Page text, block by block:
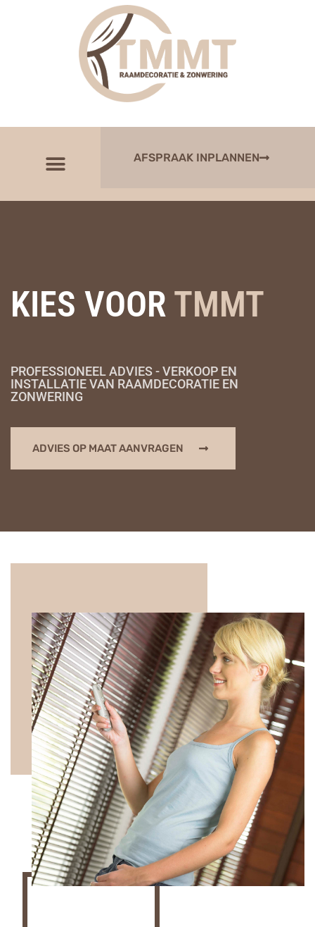
AFSPRAAK INPLANNEN
KIES VOOR TMMT
PROFESSIONEEL ADVIES - VERKOOP EN
INSTALLATIE VAN RAAMDECORATIE EN
ZONWERING
ADVIES OP MAAT AANVRAGEN